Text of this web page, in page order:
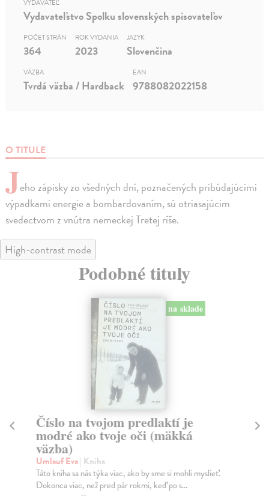
O TITULE
Jeho zápisky zo všedných dní, poznačených pribúdajúcimi
výpadkami energie a bombardovaním, sú otriasajúcim
svedectvom z vnútra nemeckej Tretej ríše.
VYDAVATEĽ
Vydavateľstvo Spolku slovenských spisovateľov
POČET STRÁN
364
ROK VYDANIA
2023
JAZYK
Slovenčina
VÄZBA
Tvrdá väzba / Hardback
EAN
9788082022158
High-contrast mode
Podobné tituly
na sklade
Číslo na tvojom predlaktí je
modré ako tvoje oči (mäkká
väzba)
Umlauf Eva| Kniha
Táto kniha sa nás týka viac, ako by sme si mohli myslieť.
Dokonca viac, než pred pár rokmi, keď po s...